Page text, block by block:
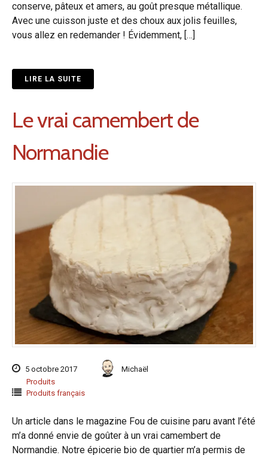
conserve, pâteux et amers, au goût presque métallique.
Avec une cuisson juste et des choux aux jolis feuilles,
vous allez en redemander ! Évidemment, […]
LIRE LA SUITE
Le vrai camembert de
Normandie
5 octobre 2017
Michaël
Produits
Produits français
Un article dans le magazine Fou de cuisine paru avant l’été
m’a donné envie de goûter à un vrai camembert de
Normandie. Notre épicerie bio de quartier m’a permis de